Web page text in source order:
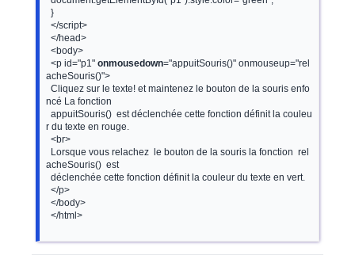
  <p id="p1"
onmousedown="appuitSouris()" onmouseup="rel
acheSouris()">
ncé La fonction
r du texte en rouge.
acheSouris()  est